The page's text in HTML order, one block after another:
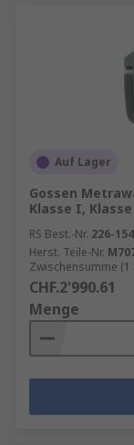
Auf Lager
Gossen
Klasse I,
RS Best.-Nr. 226-
Herst. Teile-Nr.
Zwischensumme (1
CHF.2'990.61
Menge